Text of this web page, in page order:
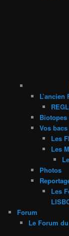
L’ancien
Biotopes
Vos bacs
Les
Les
Photos
Les
Forum
Le Forum